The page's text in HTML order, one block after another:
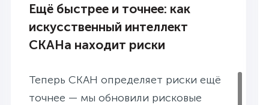
Ещё быстрее и точнее: как
искусственный интеллект
СКАНа находит риски
Теперь СКАН определяет риски ещё
точнее — мы обновили рисковые